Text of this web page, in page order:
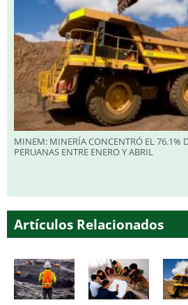
MINEM: MINERÍA CONCENTRÓ EL 76.1%
PERUANAS ENTRE ENERO Y ABRIL
Artículos Relacionados